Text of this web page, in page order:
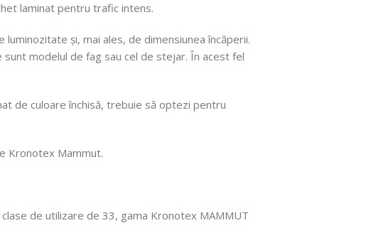
laminat pentru trafic intens.
și, mai ales, de dimensiunea încăperii.
sunt modelul de fag sau cel de stejar. În acest fel
de culoare închisă, trebuie să optezi pentru
Kronotex Mammut.
de utilizare de 33, gama Kronotex MAMMUT